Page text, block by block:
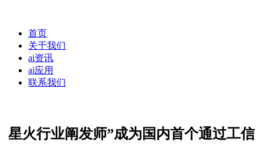
首页
关于我们
ai资讯
ai应用
联系我们
星火行业阐发师”成为国内首个通过工信